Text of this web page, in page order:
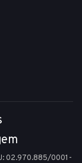
02.970.885/0001-